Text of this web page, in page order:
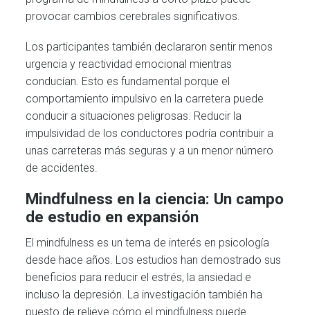
provocar cambios cerebrales significativos.
Los participantes también declararon sentir menos
urgencia y reactividad emocional mientras
conducían. Esto es fundamental porque el
comportamiento impulsivo en la carretera puede
conducir a situaciones peligrosas. Reducir la
impulsividad de los conductores podría contribuir a
unas carreteras más seguras y a un menor número
de accidentes.
Mindfulness en la ciencia: Un campo
de estudio en expansión
El mindfulness es un tema de interés en psicología
desde hace años. Los estudios han demostrado sus
beneficios para reducir el estrés, la ansiedad e
incluso la depresión. La investigación también ha
puesto de relieve cómo el mindfulness puede